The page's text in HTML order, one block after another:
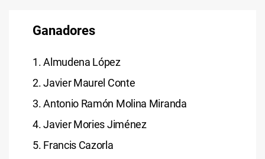
Ganadores
1. Almudena López
​2. Javier Maurel Conte
​3. Antonio Ramón Molina Miranda
​4. Javier Mories Jiménez
​5. Francis Cazorla